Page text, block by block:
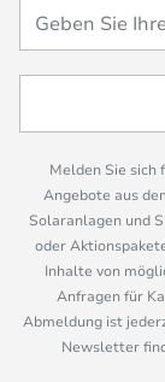
Melden Sie
Angebote aus
Solaranlagen und
oder
Inhalte von
Anfragen für
Abmeldung ist
Newsletter